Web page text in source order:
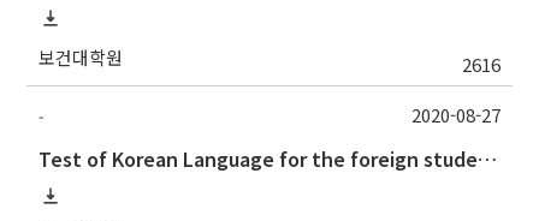
보건대학원 2616
-
Test of Korean Language for the foreign students(the 2nd semester, 2020) 2020.2학기 외국인학생의 한국어시험 실시 안내(논문제출자격시험)
2020-08-27